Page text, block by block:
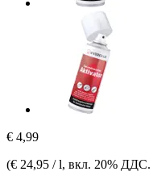
€ 4,99
(€ 24,95 / l, вкл. 20% ДДС.